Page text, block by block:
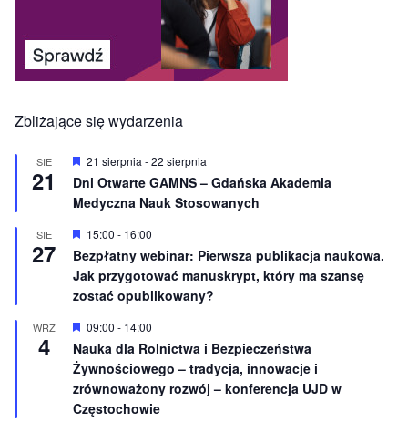
Zbliżające się wydarzenia
SIE
21
W
r
ó
n
o
n
e
21 sierpnia -22 sierpnia
Dni Otwarte GAMNS – Gdańska Akademia
Medyczna Nauk Stosowanych
SIE
27
W
r
ó
ż
n
i
o
n
e
15:00 - 16:00
Bezpłatny webinar: Pierwsza publikacja naukowa.
Jak przygotować manuskrypt, który ma szansę
zostać opublikowany?
WRZ
4
W
r
ó
ż
n
i
09:00 - 14:00
Nauka dla Rolnictwa i Bezpieczeństwa
Żywnościowego – tradycja, innowacje i
zrównoważony rozwój – konferencja UJD w
Częstochowie